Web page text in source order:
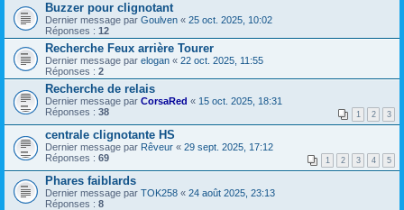
Buzzer pour clignotant
Dernier message par Goulven « 25 oct. 2025, 10:02
Réponses : 12
Recherche Feux arrière Tourer
Dernier message par elogan « 22 oct. 2025, 11:55
Réponses : 2
Recherche de relais
Dernier message par CorsaRed « 15 oct. 2025, 18:31
Réponses : 38 1 2 3
centrale clignotante HS
Dernier message par Rêveur « 29 sept. 2025, 17:12
Réponses : 69 1 2 3 4 5
Phares faiblards
Dernier message par TOK258 « 24 août 2025, 23:13
Réponses : 8